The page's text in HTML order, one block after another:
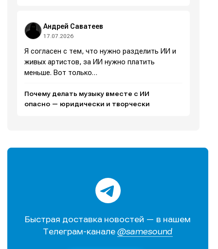
Андрей Саватеев
17.07.2026
Я согласен с тем, что нужно разделить ИИ и
живых артистов, за ИИ нужно платить
меньше. Вот только…
Почему делать музыку вместе с ИИ
опасно — юридически и творчески
Быстрая доставка новостей — в нашем
Телеграм-канале @samesound